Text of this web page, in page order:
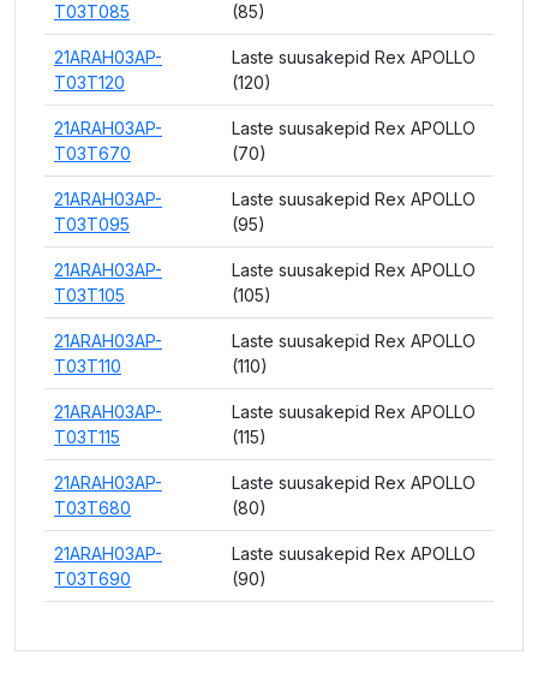
T03T085
(85)
21ARAH03AP-
T03T120
Laste suusakepid Rex APOLLO
(120)
21ARAH03AP-
T03T670
Laste suusakepid Rex APOLLO
(70)
21ARAH03AP-
T03T095
Laste suusakepid Rex APOLLO
(95)
21ARAH03AP-
T03T105
Laste suusakepid Rex APOLLO
(105)
21ARAH03AP-
T03T110
Laste suusakepid Rex APOLLO
(110)
21ARAH03AP-
T03T115
Laste suusakepid Rex APOLLO
(115)
21ARAH03AP-
T03T680
Laste suusakepid Rex APOLLO
(80)
21ARAH03AP-
T03T690
Laste suusakepid Rex APOLLO
(90)